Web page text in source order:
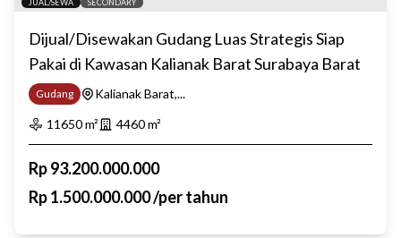
JUAL/SEWA SECONDARY
Dijual/Disewakan Gudang Luas Strategis Siap
Pakai di Kawasan Kalianak Barat Surabaya Barat
Gudang
Kalianak Barat,...
11650m² 4460m²
Rp93.200.000.000
Rp1.500.000.000/per tahun